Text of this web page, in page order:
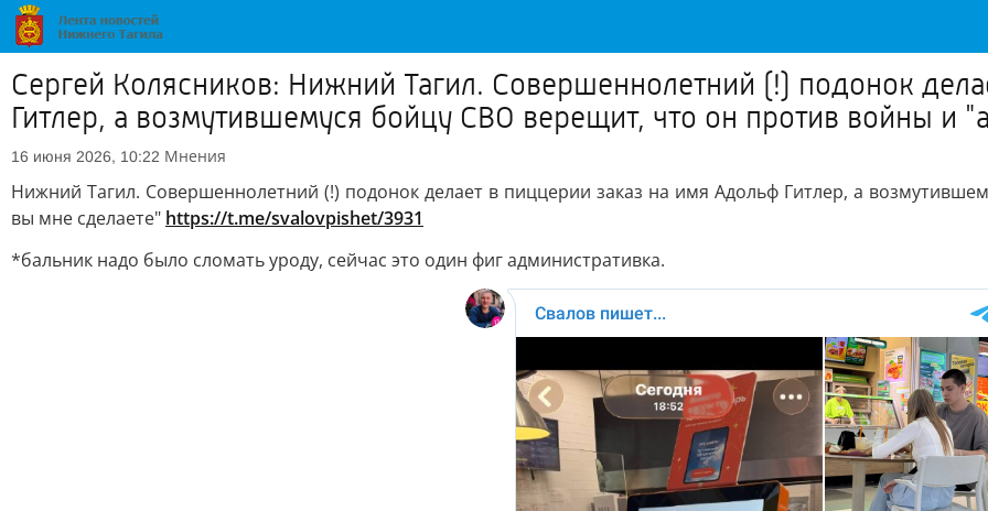
Сергей Колясников: Нижний Тагил. Совершеннолетний (!) подонок
Гитлер, а возмутившемуся бойцу СВО верещит, что он против войны и
16 июня 2026, 10:22 Мнения
Нижний Тагил. Совершеннолетний (!) подонок делает в пиццерии заказ на имя Адольф Гитлер, а
вы мне сделаете" https://t.me/svalovpishet/3931
*бальник надо было сломать уроду, сейчас это один фиг административка.